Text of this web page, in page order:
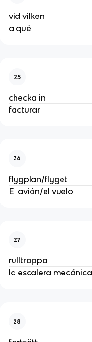
vid vilken
a qué
25
checka in
facturar
26
flygplan/flyget
El avión/el vuelo
27
rulltrappa
la escalera mecánica
28